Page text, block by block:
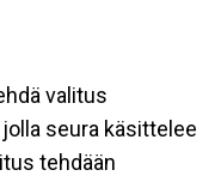
valitus
seura käsittelee
tehdään